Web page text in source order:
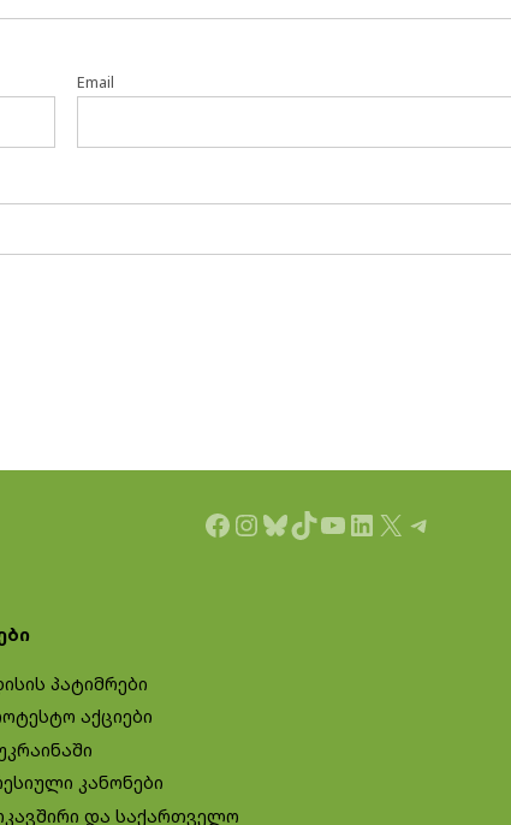
Email
Facebook
Instagram
Bluesky
TikTok
YouTube
LinkedIn
X Telegram
პატიმრები
აქციები
კანონები
და საქართველო